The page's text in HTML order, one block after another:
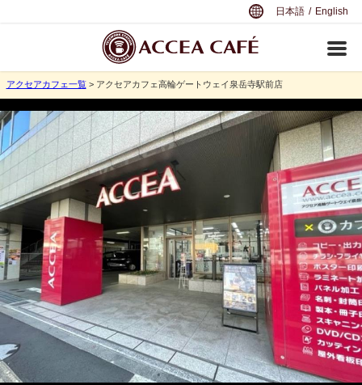
日本語 / English
アクセアカフェ一覧> アクセアカフェ高輪ゲートウェイ泉岳寺駅前店